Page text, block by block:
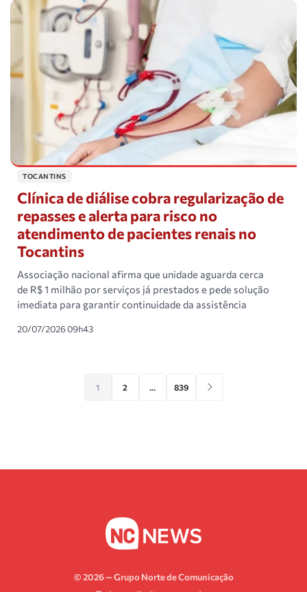
TOCANTINS
Clínica de diálise cobra regularização de
repasses e alerta para risco no
atendimento de pacientes renais no
Tocantins
Associação nacional afirma que unidade aguarda cerca
de R$ 1 milhão por serviços já prestados e pede solução
imediata para garantir continuidade da assistência
20/07/2026 09h43
1 2 839
© 2026 — Grupo Norte de Comunicação